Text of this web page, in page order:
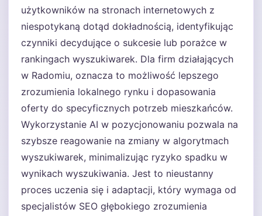
użytkowników na stronach internetowych z
niespotykaną dotąd dokładnością, identyfikując
czynniki decydujące o sukcesie lub porażce w
rankingach wyszukiwarek. Dla firm działających
w Radomiu, oznacza to możliwość lepszego
zrozumienia lokalnego rynku i dopasowania
oferty do specyficznych potrzeb mieszkańców.
Wykorzystanie AI w pozycjonowaniu pozwala na
szybsze reagowanie na zmiany w algorytmach
wyszukiwarek, minimalizując ryzyko spadku w
wynikach wyszukiwania. Jest to nieustanny
proces uczenia się i adaptacji, który wymaga od
specjalistów SEO głębokiego zrozumienia